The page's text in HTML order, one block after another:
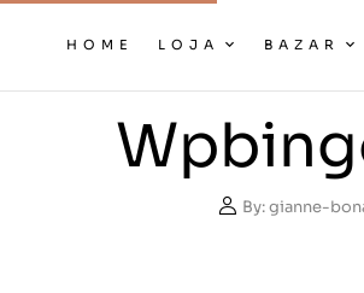
HOME LOJA BAZAR
By:gianne-